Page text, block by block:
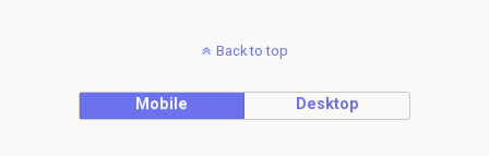
Back to top
Mobile Desktop